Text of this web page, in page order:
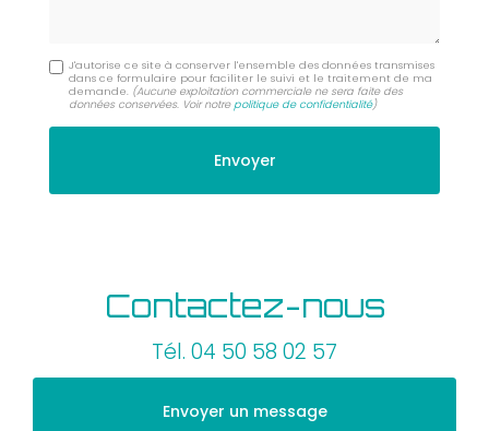
J'autorise ce site à conserver l'ensemble des données transmises
dans ce formulaire pour faciliter le suivi et le traitement de ma
demande. (Aucune exploitation commerciale ne sera faite des
données conservées. Voir notrepolitique de confidentialité)
Contactez-nous
Tél. 04 50 58 02 57
Envoyer un message